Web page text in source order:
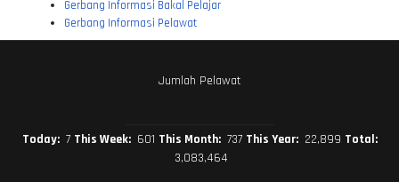
Gerbang Informasi Bakal Pelajar
Gerbang Informasi Pelawat
Jumlah Pelawat
Today: 7 This Week: 601 This Month: 737 This Year: 22,899 Total:
3,083,464